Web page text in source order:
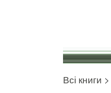
Всі книги >